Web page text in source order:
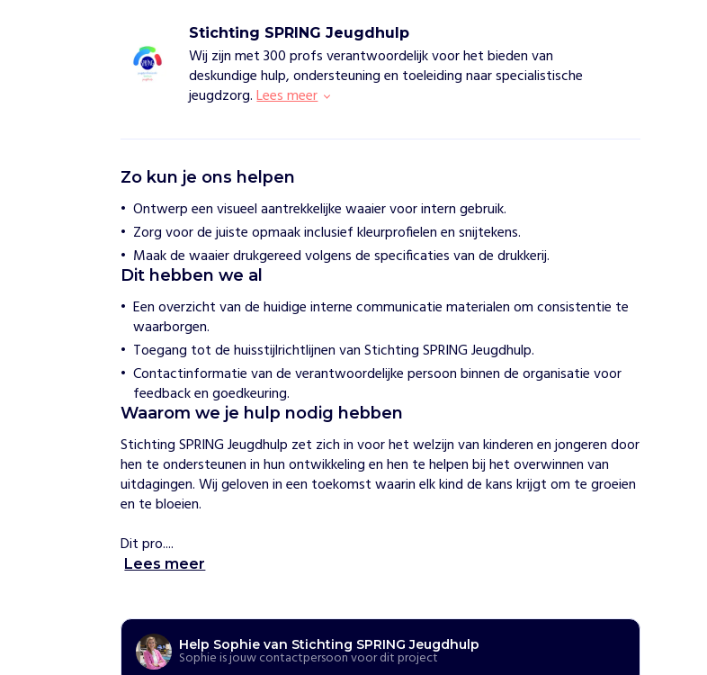
Stichting SPRING Jeugdhulp
Wij zijn met 300 profs verantwoordelijk voor het bieden van
deskundige hulp, ondersteuning en toeleiding naar specialistische
jeugdzorg.Lees meer
t
c
h
t
i
n
g
S
P
R
I
N
G
J
e
u
g
d
h
l
p
o
w
i
Zo kun je ons helpen
Ontwerp een visueel aantrekkelijke waaier voor intern gebruik.
Zorg voor de juiste opmaak inclusief kleurprofielen en snijtekens.
Maak de waaier drukgereed volgens de specificaties van de drukkerij.
Dit hebben we al
Een overzicht van de huidige interne communicatie materialen om consistentie te
waarborgen.
Toegang tot de huisstijlrichtlijnen van Stichting SPRING Jeugdhulp.
Contactinformatie van de verantwoordelijke persoon binnen de organisatie voor
feedback en goedkeuring.
Waarom we je hulp nodig hebben
Stichting SPRING Jeugdhulp zet zich in voor het welzijn van kinderen en jongeren door
hen te ondersteunen in hun ontwikkeling en hen te helpen bij het overwinnen van
uitdagingen. Wij geloven in een toekomst waarin elk kind de kans krijgt om te groeien
en te bloeien.
Dit pro....
Lees meer
Help Sophie van Stichting SPRING Jeugdhulp
Sophie is jouw contactpersoon voor dit project